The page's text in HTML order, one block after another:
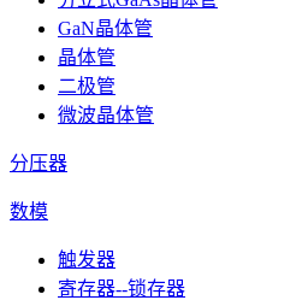
GaN晶体管
晶体管
二极管
微波晶体管
分压器
数模
触发器
寄存器--锁存器